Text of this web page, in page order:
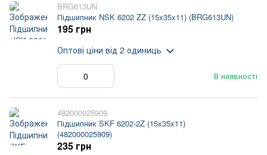
BRG613UN
Підшипник NSK 6202 ZZ (15x35x11) (BRG613UN)
В наявності
195 грн
Оптові ціни від 2 одиниць
482000025909
Підшипник SKF 6202-2Z (15x35x11)
(482000025909)
235 грн